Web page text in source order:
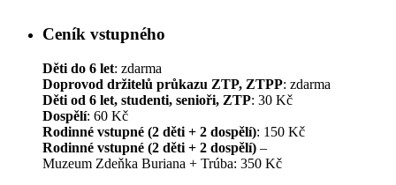
Ceník vstupného
Děti do 6 let: zdarma
Doprovod držitelů průkazu ZTP, ZTPP: zdarma
Děti od 6 let, studenti, senioři, ZTP: 30 Kč
Dospělí: 60 Kč
Rodinné vstupné (2 děti + 2 dospělí): 150 Kč
Rodinné vstupné (2 děti + 2 dospělí) –
Muzeum Zdeňka Buriana + Trúba: 350 Kč